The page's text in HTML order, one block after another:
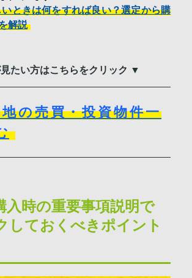
ときは何をすれば良い？選定から購
解説
たい方はこちらをクリック ▼
の売買・投資物件一
入時の重要事項説明で
しておくべきポイント